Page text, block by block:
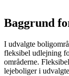
Baggrund
I udvalgte
fleksibel udlejning
områderne.
lejeboliger i